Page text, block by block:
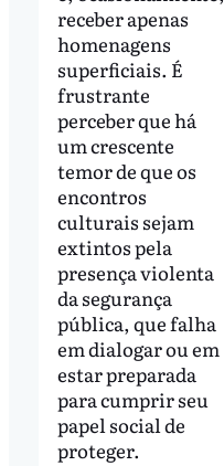
receber apenas
homenagens
superficiais. É
frustrante
perceber que há
um crescente
temor de que os
encontros
culturais sejam
extintos pela
presença violenta
da segurança
pública, que falha
em dialogar ou em
estar preparada
para cumprir seu
papel social de
proteger.